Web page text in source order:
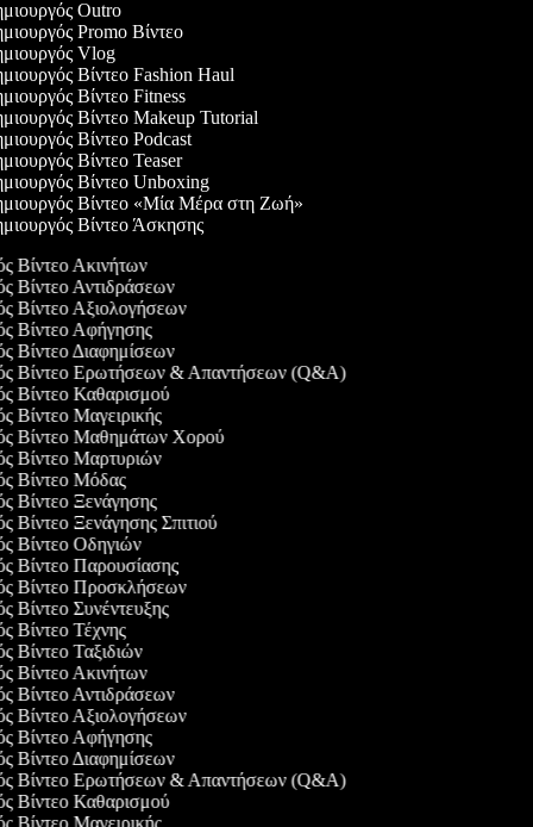
Outro
Promo Βίντεο
Vlog
Βίντεο Fashion Haul
Βίντεο Fitness
Βίντεο Makeup Tutorial
Βίντεο Podcast
Βίντεο Teaser
Βίντεο Unboxing
Βίντεο «Μία Μέρα στη Ζωή»
Βίντεο Άσκησης
Βίντεο Ακινήτων
Βίντεο Αντιδράσεων
Βίντεο Αξιολογήσεων
Βίντεο Αφήγησης
Βίντεο Διαφημίσεων
Βίντεο Ερωτήσεων & Απαντήσεων (Q&A)
Βίντεο Καθαρισμού
Βίντεο Μαγειρικής
Βίντεο Μαθημάτων Χορού
Βίντεο Μαρτυριών
Βίντεο Μόδας
Βίντεο Ξενάγησης
Βίντεο Ξενάγησης Σπιτιού
Βίντεο Οδηγιών
Βίντεο Παρουσίασης
Βίντεο Προσκλήσεων
Βίντεο Συνέντευξης
Βίντεο Τέχνης
Βίντεο Ταξιδιών
Βίντεο Ακινήτων
Βίντεο Αντιδράσεων
Βίντεο Αξιολογήσεων
Βίντεο Αφήγησης
Βίντεο Διαφημίσεων
Βίντεο Ερωτήσεων & Απαντήσεων (Q&A)
Βίντεο Καθαρισμού